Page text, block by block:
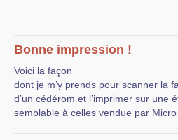
Bonne impression !
Voici la façon
dont je m’y prends pour scanner la
d’un cédérom et l’imprimer sur une
semblable à celles vendue par Micro